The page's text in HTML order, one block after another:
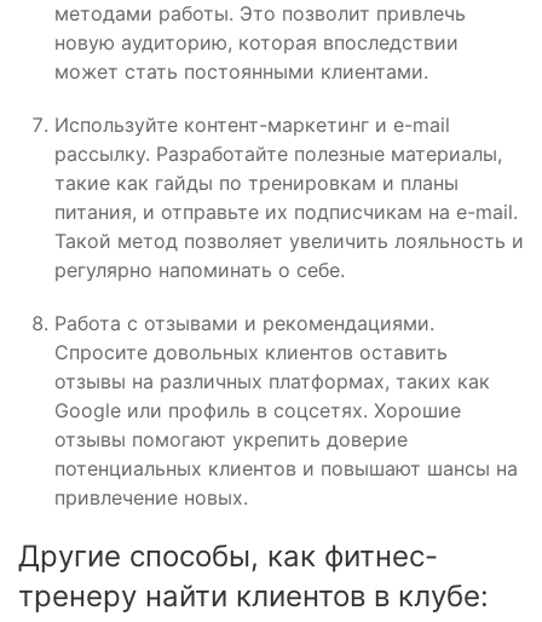
методами работы. Это позволит привлечь
новую аудиторию, которая впоследствии
может стать постоянными клиентами.
Используйте контент-маркетинг и e-mail
рассылку. Разработайте полезные материалы,
такие как гайды по тренировкам и планы
питания, и отправьте их подписчикам на e-mail.
Такой метод позволяет увеличить лояльность и
регулярно напоминать о себе.
Работа с отзывами и рекомендациями.
Спросите довольных клиентов оставить
отзывы на различных платформах, таких как
Google или профиль в соцсетях. Хорошие
отзывы помогают укрепить доверие
потенциальных клиентов и повышают шансы на
привлечение новых.
Другие способы, как фитнес-
тренеру найти клиентов в клубе: